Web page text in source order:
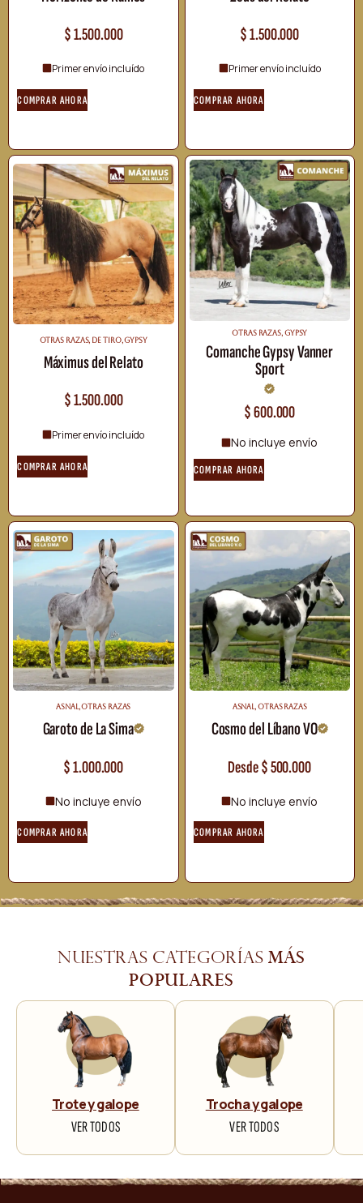
$1.500.000
Primer envío incluído
COMPRAR AHORA
$1.500.000
Primer envío incluído
COMPRAR AHORA
OTRAS RAZAS, DE TIRO,GYPSY
Máximus del Relato
$1.500.000
Primer envío incluído
COMPRAR AHORA
OTRAS RAZAS, GYPSY
Comanche Gypsy Vanner
Sport
$600.000
No incluye envío
COMPRAR AHORA
ASNAL ,OTRAS RAZAS
Garoto de La Sima
$1.000.000
No incluye envío
COMPRAR AHORA
ASNAL , OTRAS RAZAS
Cosmo del Líbano VO
Desde$500.000
No incluye envío
COMPRAR AHORA
Nuestras categorías más
populares
Trote y galope
VER TODOS
Trocha y galope
VER TODOS